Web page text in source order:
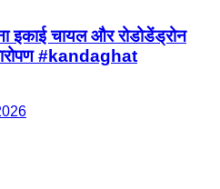
इकाई चायल और रोडोडेंड्रोन
#kandaghat